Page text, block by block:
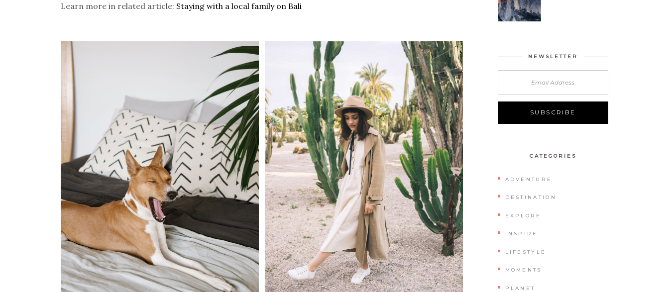
Learn more in related article: Staying with a local family on Bali
NEWSLETTER
CATEGORIES
ADVENTURE
DESTINATION
EXPLORE
INSPIRE
LIFESTYLE
MOMENTS
PLANET